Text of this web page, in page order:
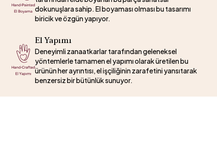
dokunuşlara sahip. El boyaması olması bu tasarımı
biricik ve özgün yapıyor.
El Yapımı
Deneyimli zanaatkarlar tarafından geleneksel
yöntemlerle tamamen el yapımı olarak üretilen bu
ürünün her ayrıntısı, el işçiliğinin zarafetini yansıtarak
benzersiz bir bütünlük sunuyor.